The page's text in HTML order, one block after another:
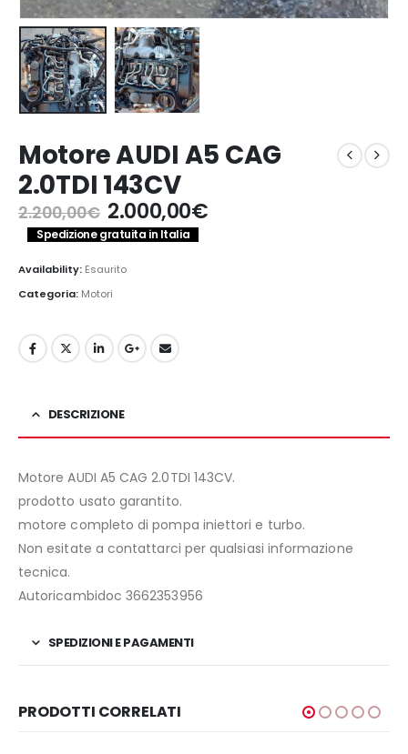
Motore AUDI A5 CAG
2.0TDI 143CV
2.200,00€ Il
prezzo
originale
era:
2.200,00€.
2.000,00€Il
Spedizione gratuita in Italia
Availability: Esaurito
Categoria: Motori
DESCRIZIONE
Motore AUDI A5 CAG 2.0TDI 143CV.
prodotto usato garantito.
motore completo di pompa iniettori e turbo.
Non esitate a contattarci per qualsiasi informazione
tecnica.
Autoricambidoc 3662353956
SPEDIZIONI E PAGAMENTI
PRODOTTI CORRELATI